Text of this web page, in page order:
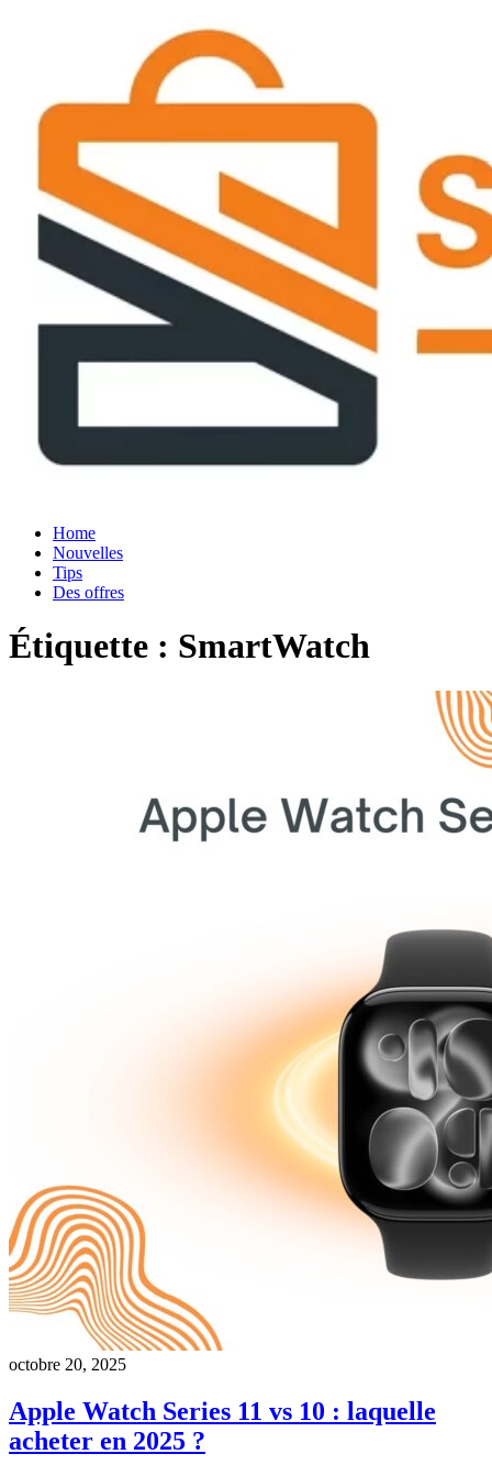
Home
Nouvelles
Tips
Des offres
Étiquette : SmartWatch
octobre 20, 2025
Apple Watch Series 11 vs 10 : laquelle
acheter en 2025 ?